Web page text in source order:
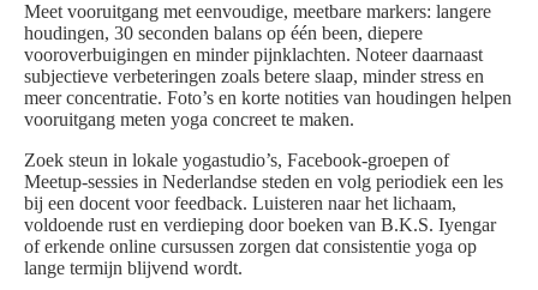
Meet vooruitgang met eenvoudige, meetbare markers: langere
houdingen, 30 seconden balans op één been, diepere
vooroverbuigingen en minder pijnklachten. Noteer daarnaast
subjectieve verbeteringen zoals betere slaap, minder stress en
meer concentratie. Foto’s en korte notities van houdingen helpen
vooruitgang meten yoga concreet te maken.
Zoek steun in lokale yogastudio’s, Facebook-groepen of
Meetup-sessies in Nederlandse steden en volg periodiek een les
bij een docent voor feedback. Luisteren naar het lichaam,
voldoende rust en verdieping door boeken van B.K.S. Iyengar
of erkende online cursussen zorgen dat consistentie yoga op
lange termijn blijvend wordt.